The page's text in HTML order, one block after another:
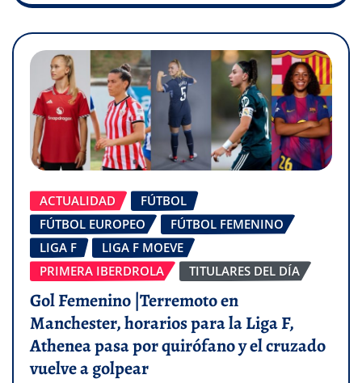
ACTUALIDAD
FÚTBOL
FÚTBOL EUROPEO
FÚTBOL FEMENINO
LIGA F
LIGA F MOEVE
PRIMERA IBERDROLA
TITULARES DEL DÍA
Gol Femenino |Terremoto en
Manchester, horarios para la Liga F,
Athenea pasa por quirófano y el cruzado
vuelve a golpear